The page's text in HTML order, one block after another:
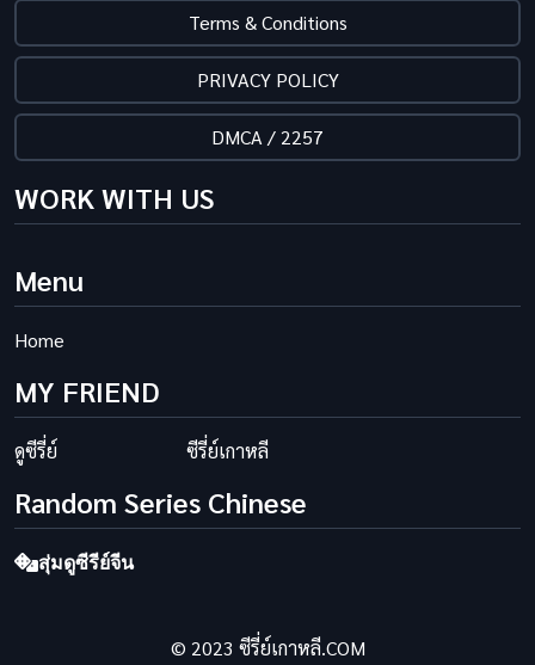
Terms & Conditions
PRIVACY POLICY
DMCA / 2257
WORK WITH US
Menu
Home
MY FRIEND
ดูซีรี่ย์ ซีรี่ย์เกาหลี
Random Series Chinese
สุ่มดูซีรีย์จีน
© 2023 ซีรี่ย์เกาหลี.COM